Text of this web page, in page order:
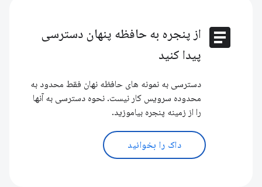
article از پنجره به حافظه پنهان دسترسی
پیدا کنید
دسترسی به نمونه های حافظه نهان فقط محدود به
محدوده سرویس کار نیست. نحوه دسترسی به آنها
را از زمینه پنجره بیاموزید.
داک را بخوانید